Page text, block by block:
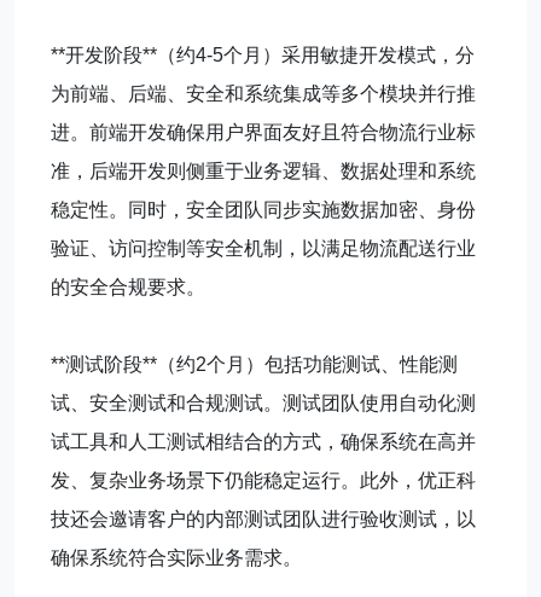
**开发阶段**（约4-5个月）采用敏捷开发模式，分
为前端、后端、安全和系统集成等多个模块并行推
进。前端开发确保用户界面友好且符合物流行业标
准，后端开发则侧重于业务逻辑、数据处理和系统
稳定性。同时，安全团队同步实施数据加密、身份
验证、访问控制等安全机制，以满足物流配送行业
的安全合规要求。
**测试阶段**（约2个月）包括功能测试、性能测
试、安全测试和合规测试。测试团队使用自动化测
试工具和人工测试相结合的方式，确保系统在高并
发、复杂业务场景下仍能稳定运行。此外，优正科
技还会邀请客户的内部测试团队进行验收测试，以
确保系统符合实际业务需求。